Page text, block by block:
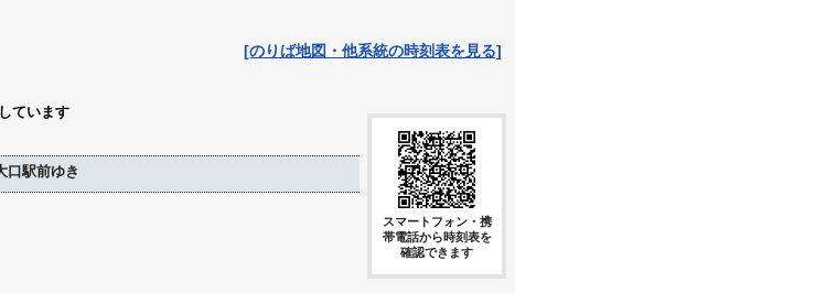
[のりば地図・他系統の時刻表を見る]
ています
口駅前ゆき
スマートフォン・携
帯電話から時刻表を
確認できます